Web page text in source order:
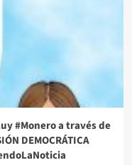
#Monero a través de
DEMOCRÁTICA